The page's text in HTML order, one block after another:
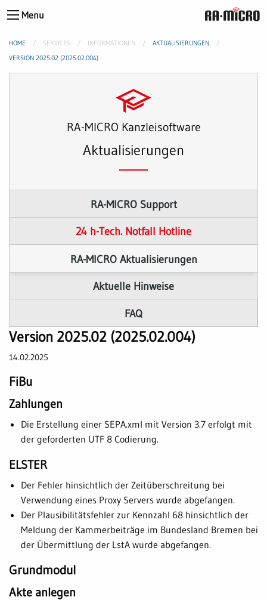
Menu
HOME SERVICES INFORMATIONEN
AKTUALISIERUNGEN
VERSION 2025.02 (2025.02.004)
RA-MICRO Kanzleisoftware
Aktualisierungen
RA-MICRO Support
24 h-Tech. Notfall Hotline
RA-MICRO Aktualisierungen
Aktuelle Hinweise
FAQ
Version 2025.02 (2025.02.004)
14.02.2025
FiBu
Zahlungen
Die Erstellung einer SEPA.xml mit Version 3.7 erfolgt mit
der geforderten UTF 8 Codierung.
ELSTER
Der Fehler hinsichtlich der Zeitüberschreitung bei
Verwendung eines Proxy Servers wurde abgefangen.
Der Plausibilitätsfehler zur Kennzahl 68 hinsichtlich der
Meldung der Kammerbeiträge im Bundesland Bremen bei
der Übermittlung der LstA wurde abgefangen.
Grundmodul
Akte anlegen